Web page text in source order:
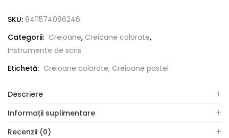
SKU: 8411574086246
Categorii: Creioane, Creioane colorate,
Instrumente de scris
Etichetă: Creioane colorate, Creioane pastel
Descriere
Informații suplimentare
Recenzii (0)